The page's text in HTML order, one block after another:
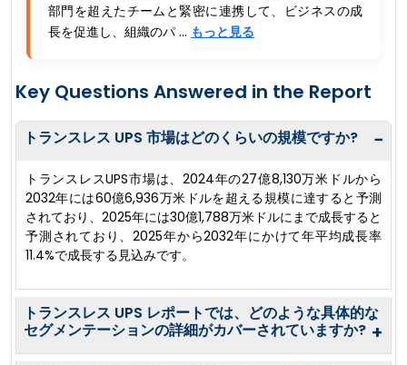
部門を超えたチームと緊密に連携して、ビジネスの成
長を促進し、組織のパ ... もっと見る
Key Questions Answered in the Report
トランスレス UPS 市場はどのくらいの規模ですか? −
トランスレスUPS市場は、2024年の27億8,130万米ドルから
2032年には60億6,936万米ドルを超える規模に達すると予測
されており、2025年には30億1,788万米ドルにまで成長すると
予測されており、2025年から2032年にかけて年平均成長率
11.4%で成長する見込みです。
トランスレス UPS レポートでは、どのような具体的な
セグメンテーションの詳細がカバーされていますか? +